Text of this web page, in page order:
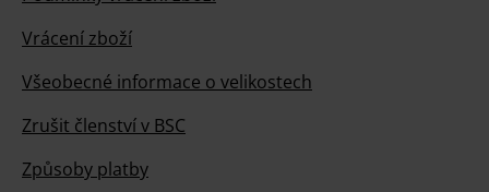
Vrácení zboží
Všeobecné informace o velikostech
Zrušit členství v BSC
Způsoby platby